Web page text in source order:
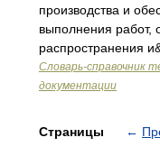
производства и
выполнения работ,
распространения
Словарь-справочник
документации
Страницы ←